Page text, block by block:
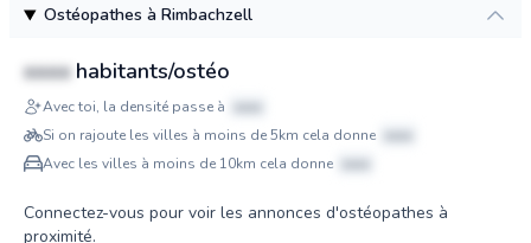
Ostéopathes à Rimbachzell
xxxx habitants/ostéo
Avec toi, la densité passe à
xxxx
Si on rajoute les villes à moins de 5km cela donne
xxxx
Avec les villes à moins de 10km cela donne
xxxx
Connectez-vous pour voir les annonces d'ostéopathes à
proximité.